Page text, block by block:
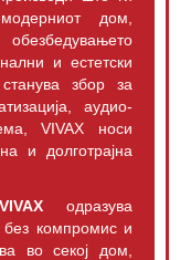
дом,
и естетски
збор за
аудио-
VIVAX носи
и долготрајна
VIVAXодразува
без компромис и
во секој дом,